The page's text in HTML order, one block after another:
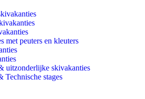
met peuters en kleuters
uitzonderlijke skivakanties
Technische stages